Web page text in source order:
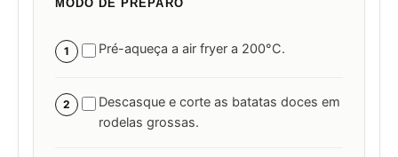
MODO DE PREPARO
1 Pré-aqueça a air fryer a 200°C.
2
Descasque e corte as batatas doces em
rodelas grossas.